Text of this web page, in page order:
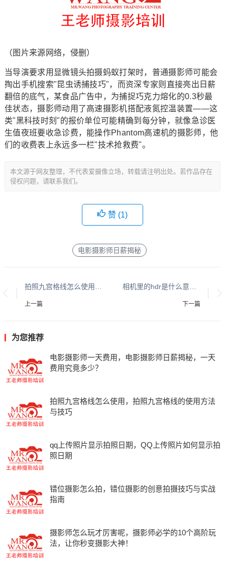
（图片来源网络，侵删）
当导演要求用显微镜头拍摄蚂蚁打架时，普通摄影师可能会
掏出手机搜索"昆虫诱捕技巧"，而资深专家则直接亮出日薪
翻倍的底气，某食品广告中，为捕捉巧克力熔化的0.3秒最
佳状态，摄影师动用了高速摄影机搭配液氮控温装置——这
类"黑科技时刻"的报价单位可能精确到每分钟，就像急诊医
生值夜班要收急诊费，能操作Phantom高速机的摄影师，他
们的收费表上永远多一栏"技术抢救费"。
本文源于网友整理，不代表爱摄像立场，转载请注明出处。若作品存在
侵权问题，请联系我们。
赞 (1)
电影摄影师日薪揭秘
上一篇 下一篇
为您推荐
电影摄影师一天费用，电影摄影师日薪揭秘，一天
费用究竟多少？
拍照九宫格线怎么使用，拍照九宫格线的使用方法
与技巧
qq上传照片显示拍照日期，QQ上传照片如何显示拍
照日期
错位摄影怎么拍，错位摄影的创意拍摄技巧与实战
指南
摄影师怎么玩才厉害呢，摄影师必学的10个高阶玩
法，让你秒变摄影大神！